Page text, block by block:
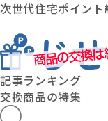
次世代住宅ポイン
記事ランキング
交換商品の特集